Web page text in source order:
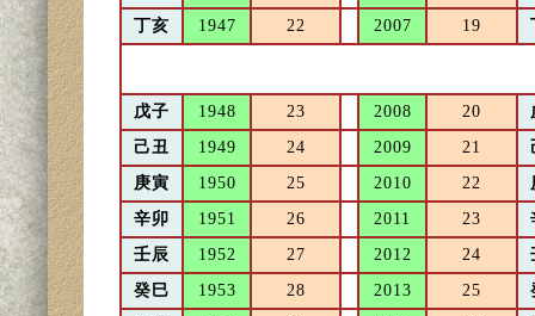
丁亥
1947 22 2007 19
戊子 1948 23 2008 20
己丑
1949 24 2009 21
庚寅
1950 25 2010 22
辛卯
1951 26 2011 23
壬辰
1952 27 2012 24
癸巳
1953 28 2013 25